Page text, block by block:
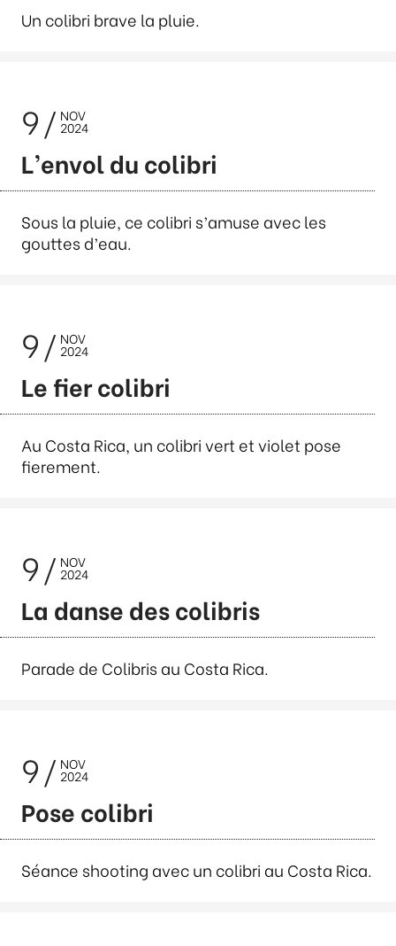
Un colibri brave la pluie.
9 NOV
2024
L’envol du colibri
Sous la pluie, ce colibri s’amuse avec les
gouttes d’eau.
9 NOV
2024
Le fier colibri
Au Costa Rica, un colibri vert et violet pose
fierement.
9 NOV
2024
La danse des colibris
Parade de Colibris au Costa Rica.
9 NOV
2024
Pose colibri
Séance shooting avec un colibri au Costa Rica.